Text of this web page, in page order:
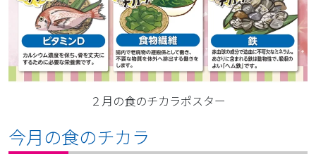
２月の食のチカラポスター
今月の食のチカラ